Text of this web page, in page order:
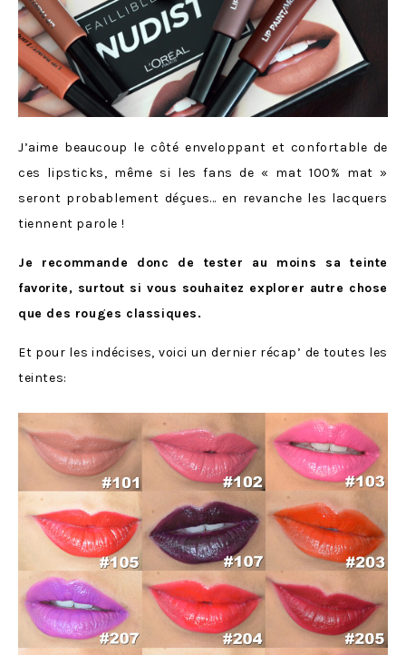
J’aime beaucoup le côté enveloppant et confortable de
ces lipsticks, même si les fans de « mat 100% mat »
seront probablement déçues… en revanche les lacquers
tiennent parole !
Je recommande donc de tester au moins sa teinte
favorite, surtout si vous souhaitez explorer autre chose
que des rouges classiques.
Et pour les indécises, voici un dernier récap’ de toutes les
teintes: